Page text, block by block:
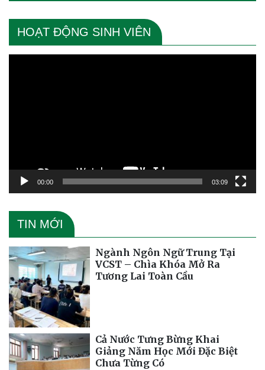
HOẠT ĐỘNG SINH VIÊN
00:00 03:09
TIN MỚI
Ngành Ngôn Ngữ Trung Tại
VCST – Chìa Khóa Mở Ra
Tương Lai Toàn Cầu
Cả Nước Tưng Bừng Khai
Giảng Năm Học Mới Đặc Biệt
Chưa Từng Có